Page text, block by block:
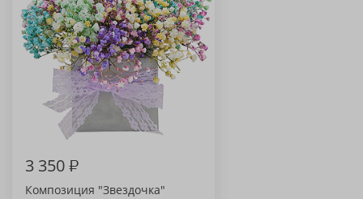
3 350₽
Композиция "Звездочка"